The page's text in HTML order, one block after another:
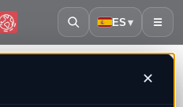
ES ▾ ☰
✕